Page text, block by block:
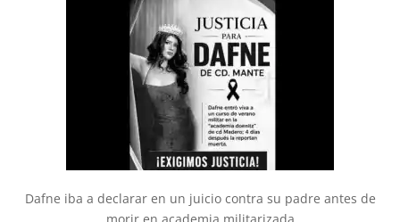
Dafne iba a declarar en un juicio contra su padre antes de